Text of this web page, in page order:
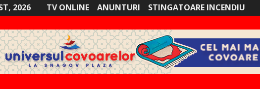
2026 TV ONLINE ANUNTURI STINGATOARE INCENDIU